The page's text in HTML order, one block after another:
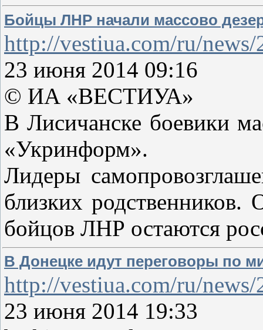
Бойцы ЛНР начали массово
http://vestiua.com/ru/
23 июня 2014 09:16
© ИА «ВЕСТИУА»
В Лисичанске боевики
«Укринформ».
Лидеры
близких родственников.
бойцов ЛНР остаются
В Донецке идут переговоры по
http://vestiua.com/ru/
23 июня 2014 19:33